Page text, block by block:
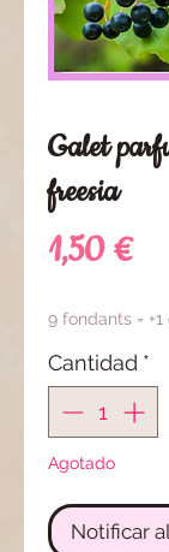
Galet
freesia
1,50 €
9 fondants = +1
Cantidad *
Agotado
Notificar